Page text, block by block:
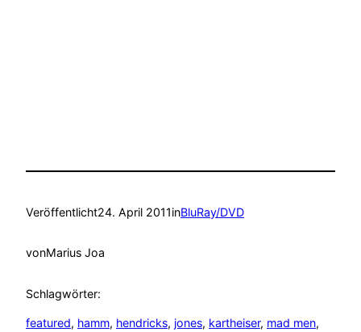
Veröffentlicht24. April 2011inBluRay/DVD
vonMarius Joa
Schlagwörter:
featured, hamm, hendricks, jones, kartheiser, mad men